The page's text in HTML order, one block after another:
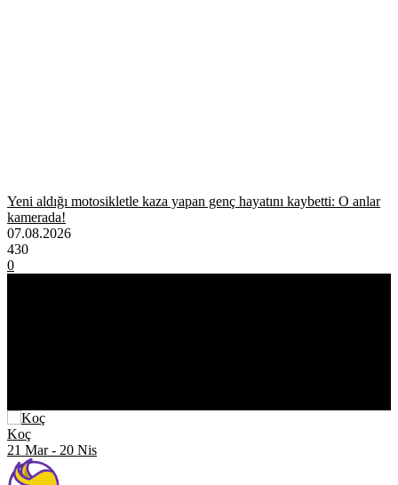
Yeni aldığı motosikletle kaza yapan genç hayatını kaybetti: O anlar
kamerada!
07.08.2026
430
0
Koç
21 Mar- 20 Nis